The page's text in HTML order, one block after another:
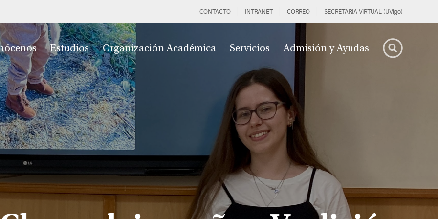
CONTACTO INTRANET CORREO SECRETARIA VIRTUAL (UVigo)
Estudios Organización Académica Servicios Admisión y Ayudas